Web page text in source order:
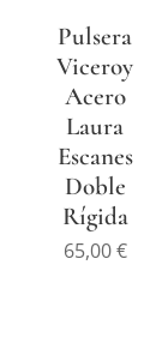
Pulsera
Viceroy
Acero
Laura
Escanes
Doble
Rígida
65,00€